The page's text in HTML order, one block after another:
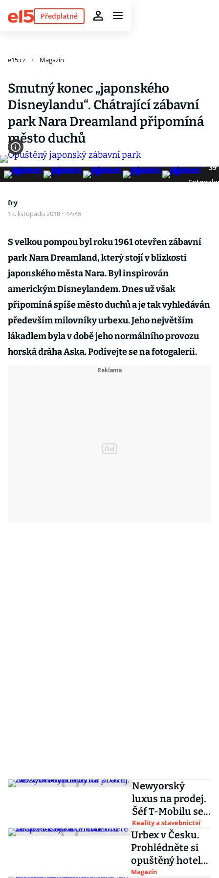
Předplatné
e15.cz Magazín
Smutný konec „japonského
Disneylandu“. Chátrající zábavní
park Nara Dreamland připomíná
město duchů
39
fry
13. listopadu 2018 · 14:45
S velkou pompou byl roku 1961 otevřen zábavní
park Nara Dreamland, který stojí v blízkosti
japonského města Nara. Byl inspirován
americkým Disneylandem. Dnes už však
připomíná spíše město duchů a je tak vyhledáván
především milovníky urbexu. Jeho největším
lákadlem byla v době jeho normálního provozu
horská dráha Aska. Podívejte se na fotogalerii.
Newyorský
luxus na prodej.
Šéf T-Mobilu se
chce zbavit
mezonetového
bytu
Reality a stavebnictví
Urbex v Česku.
Prohlédněte si
opuštěný hotel
Nimrod nebo
Magazín